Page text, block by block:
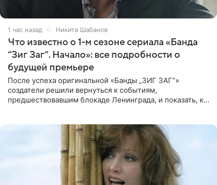
1 час назад Никита Шабанов
Что известно о 1-м сезоне сериала «Банда
“Зиг Заг”. Начало»: все подробности о
будущей премьере
После успеха оригинальной «Банды „ЗИГ ЗАГ“»
создатели решили вернуться к событиям,
предшествовавшим блокаде Ленинграда, и показать, как